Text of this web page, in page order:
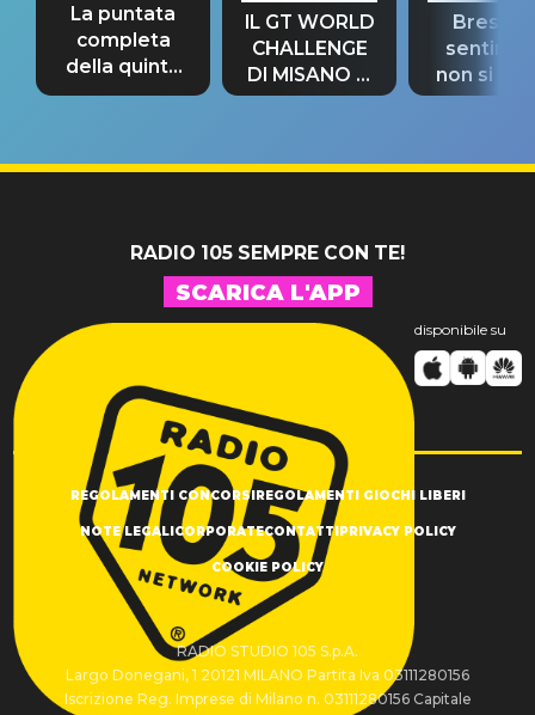
La puntata
completa
della quinta
tappa
IL GT WORLD
CHALLENGE
DI MISANO si
riconferma
Bresh:
non si
fino alla
RADIO 105 SEMPRE CON TE!
SCARICA L'APP
disponibile su
REGOLAMENTI CONCORSIREGOLAMENTI GIOCHI LIBERI
NOTE LEGALICORPORATECONTATTIPRIVACY POLICY
COOKIE POLICY
RADIO STUDIO 105 S.p.A.
Largo Donegani, 1 20121 MILANO Partita Iva 03111280156
Iscrizione Reg. Imprese di Milano n. 03111280156 Capitale